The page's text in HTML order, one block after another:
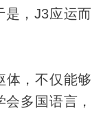
是，J3应运而
体，不仅能够
多国语言，